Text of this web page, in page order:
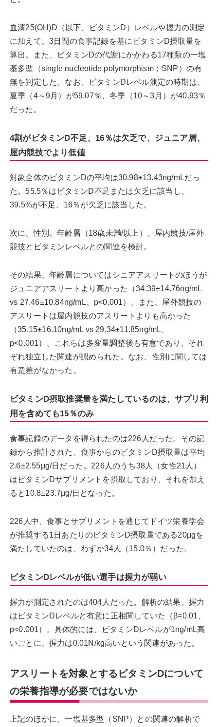
血清25(OH)D（以下、ビタミンD）レベルや握力の測定
に加えて、3日間の食事記録を基にビタミンD摂取量を
算出。また、ビタミンDの代謝にかかわる17種類の一塩
基多型（single nucleotide polymorphism；SNP）の有
無を判定した。なお、ビタミンDレベル測定の時期は、
夏季（4～9月）が59.07％、冬季（10～3月）が40.93％
だった。
4割がビタミンD不足、16％は欠乏で、ジュニア層、
屋内競技でより低値
対象全体のビタミンDの平均は30.98±13.43ng/mLだっ
た。55.5％はビタミンD不足または欠乏に該当し、
39.5%が不足、16％が欠乏に該当した。
次に、性別、年齢層（18歳未満/以上）、屋内競技/屋外
競技とビタミンレベルとの関連を検討。
その結果、年齢層についてはシニアアスリートのほうが
ジュニアアスリートより高かった（34.39±14.76ng/mL
vs 27.46±10.84ng/mL、p<0.001）。また、屋外競技の
アスリートは屋内競技のアスリートよりも高かった
（35.15±16.10ng/mL vs 29.34±11.85ng/mL、
p<0.001）。これらは多変量調整後も有意であり、それ
ぞれ独立した関連が認められた。なお、性別に関しては
有意差がなかった。
ビタミンD摂取推奨量を満たしているのは、サプリ利
用を含めても15％のみ
食事記録のデータを得られたのは226人だった。その記
録から推計された、食事からのビタミンD摂取量は平均
2.6±2.55μg/日だった。226人のうち38人（女性21人）
はビタミンDサプリメントを摂取しており、それを加え
ると10.8±23.7μg/日となった。
226人中、食事とサプリメントを通じてドイツ栄養学会
が推奨する1日あたりのビタミンD摂取量である20μgを
満たしていたのは、わずか34人（15.0％）だった。
ビタミンDレベルが低い選手は握力が弱い
握力が測定されたのは404人だった。解析の結果、握力
はビタミンDレベルと有意に正相関していた（β=0.01、
p<0.001）。具体的には、ビタミンDレベルが1ng/mL高
いごとに、握力は0.01N/kg高いという関連があった。
アスリートを対象とするビタミンDについて
の栄養指導が必要ではないか
上記のほかに、一塩基多型（SNP）との関連の解析で